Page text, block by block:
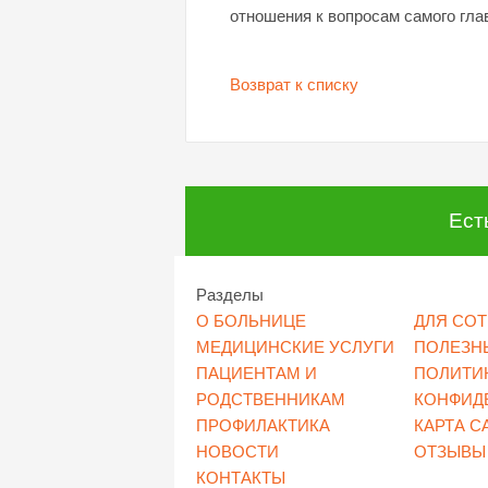
отношения к вопросам самого
Возврат к списку
Разделы
О БОЛЬНИЦЕ
МЕДИЦИНСКИЕ УСЛУГИ
ПАЦИЕНТАМ И
РОДСТВЕННИКАМ
ПРОФИЛАКТИКА
НОВОСТИ
КОНТАКТЫ
ДЛЯ
КАРТА
ОТЗЫВЫ